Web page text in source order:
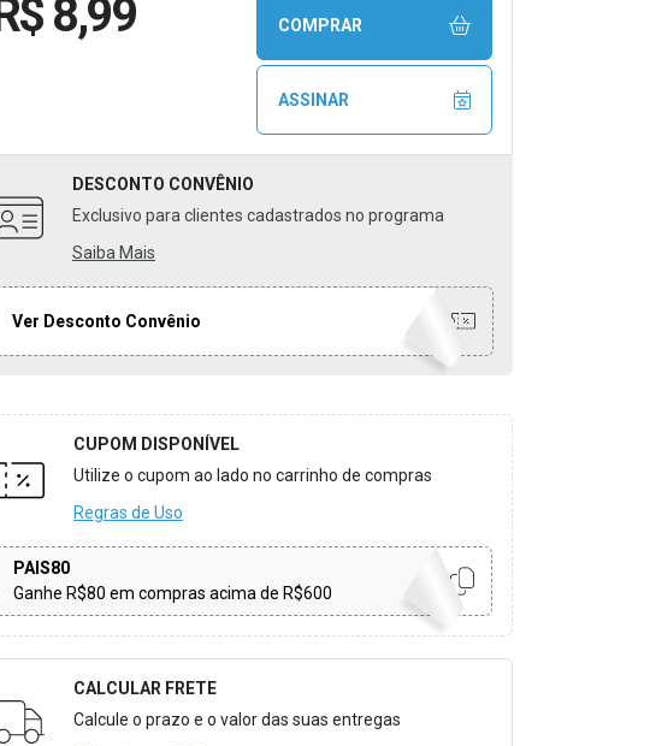
8,99 COMPRAR
ASSINAR
DESCONTO CONVÊNIO
Exclusivo para clientes cadastrados no programa
Saiba Mais
Ver Desconto Convênio
CUPOM DISPONÍVEL
Utilize o cupom ao lado no carrinho de compras
Regras de Uso
PAIS80
Ganhe R$80 em compras acima de R$600
para Calcular o Frete
CALCULAR FRETE
Calcule o prazo e o valor das suas entregas